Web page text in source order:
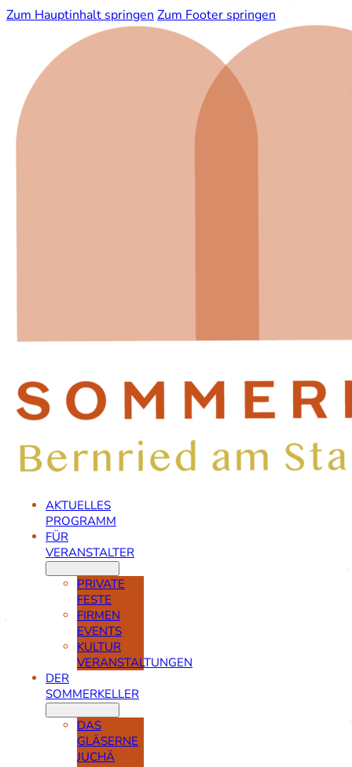
Zum Hauptinhalt springen Zum Footer springen
AKTUELLES
PROGRAMM
FÜR
VERANSTALTER
PRIVATE
FESTE
FIRMEN
EVENTS
KULTUR
VERANSTALTUNGEN
DER
SOMMERKELLER
DAS
GLÄSERNE
JUCHÄ